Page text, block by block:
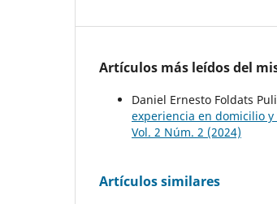
Artículos más leídos del
Daniel Ernesto Foldats
experiencia en domicilio
Vol. 2 Núm. 2 (2024)
Artículos similares